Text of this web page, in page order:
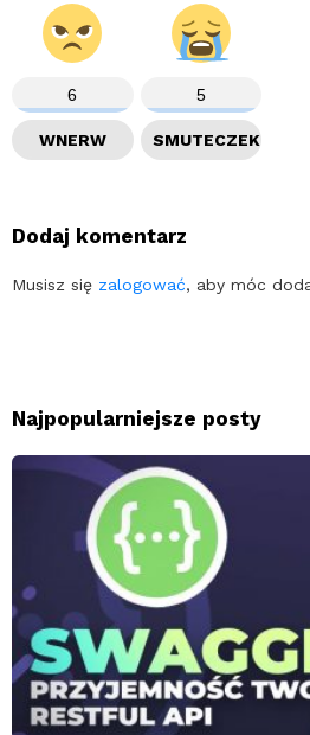
6
WNERW
5
SMUTECZEK
Dodaj komentarz
Musisz się zalogować, aby móc
Najpopularniejsze posty